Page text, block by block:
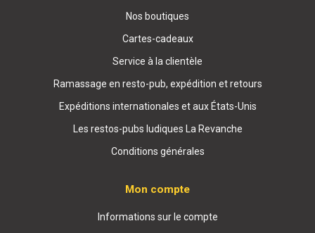
Nos boutiques
Cartes-cadeaux
Service à la clientèle
Ramassage en resto-pub, expédition et retours
Expéditions internationales et aux États-Unis
Les restos-pubs ludiques La Revanche
Conditions générales
Mon compte
Informations sur le compte